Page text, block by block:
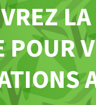
LA
POUR